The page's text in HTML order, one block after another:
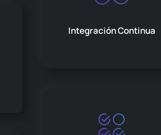
Integración Continua